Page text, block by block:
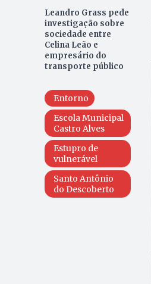
Leandro Grass pede
investigação sobre
sociedade entre
Celina Leão e
empresário do
transporte público
Entorno
Escola Municipal
Castro Alves
Estupro de
vulnerável
Santo Antônio
do Descoberto